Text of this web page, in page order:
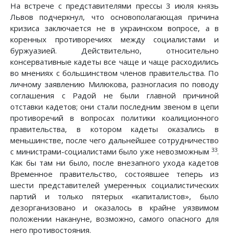
На встрече с представителями прессы 3 июля князь
Львов подчеркнул, что основополагающая причина
кризиса заключается не в украинском вопросе, а в
коренных противоречиях между социалистами и
буржуазией. Действительно, относительно
консервативные кадеты все чаще и чаще расходились
во мнениях с большинством членов правительства. По
личному заявлению Милюкова, разногласия по поводу
соглашения с Радой не были главной причиной
отставки кадетов; они стали последним звеном в цепи
противоречий в вопросах политики коалиционного
правительства, в котором кадеты оказались в
меньшинстве, после чего дальнейшее сотрудничество
с министрами-социалистами было уже невозможным 33.
Как бы там ни было, после внезапного ухода кадетов
Временное правительство, состоявшее теперь из
шести представителей умеренных социалистических
партий и только пятерых «капиталистов», было
дезорганизовано и оказалось в крайне уязвимом
положении накануне, возможно, самого опасного для
него противостояния.